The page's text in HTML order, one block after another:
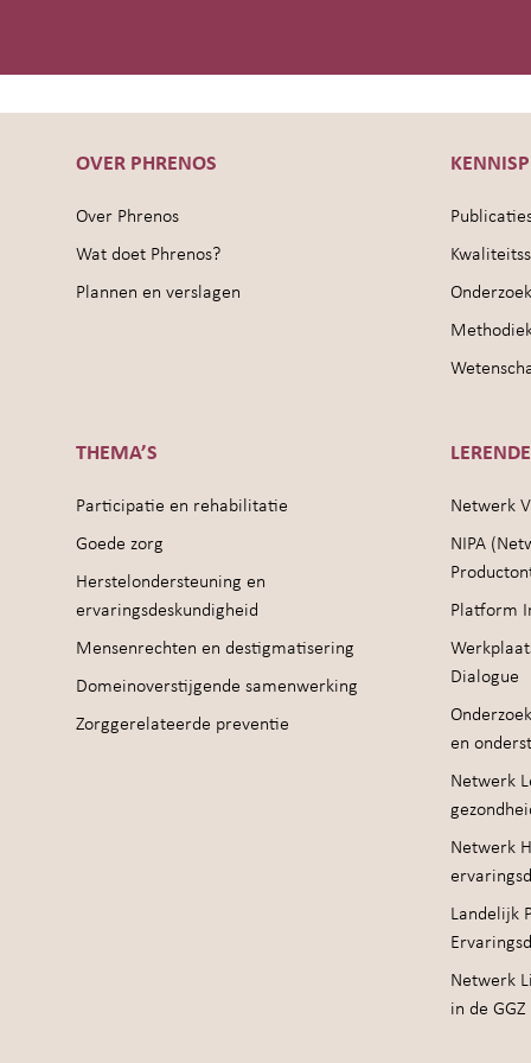
OVER PHRENOS
Over Phrenos
Wat doet Phrenos?
Plannen en verslagen
THEMA’S
Participatie en rehabilitatie
Goede zorg
Herstelondersteuning en
ervaringsdeskundigheid
Mensenrechten en destigmatisering
Domeinoverstijgende samenwerking
Zorggerelateerde preventie
Netwerk
NIPA
Platform
Dialogue
en
Netwerk
Netwerk
Landelijk
Netwerk
in de GGZ